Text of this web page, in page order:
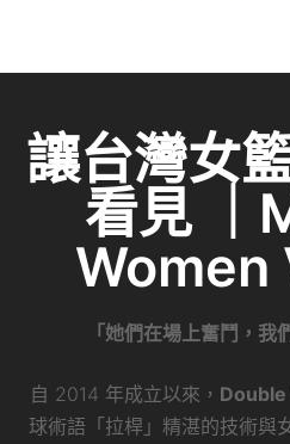
b
o
o
k
讓台灣女
看見 ｜
「她們在場上奮鬥，我
自 2014 年成立以來， Double
球術語「拉桿」精湛的技術與